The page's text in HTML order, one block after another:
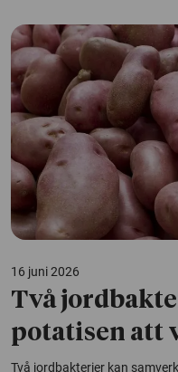
16 juni 2026
Två
potatisen att
Två jordbakterier kan